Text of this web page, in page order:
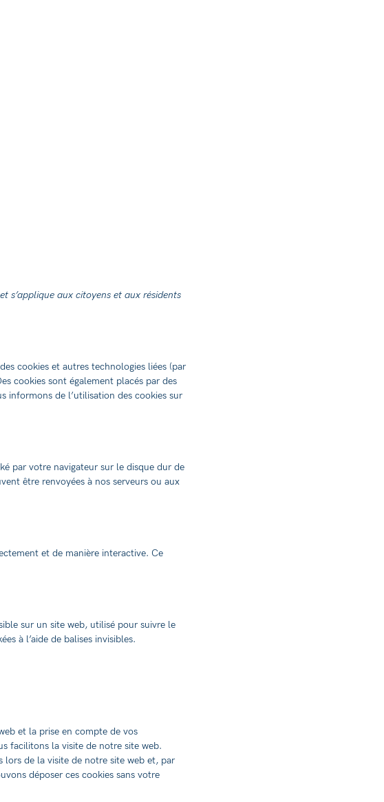
s’applique aux citoyens et aux résidents
cookies et autres technologies liées (par
cookies sont également placés par des
informons de l’utilisation des cookies sur
par votre navigateur sur le disque dur de
être renvoyées à nos serveurs ou aux
et de manière interactive. Ce
sur un site web, utilisé pour suivre le
à l’aide de balises invisibles.
et la prise en compte de vos
facilitons la visite de notre site web.
lors de la visite de notre site web et, par
déposer ces cookies sans votre